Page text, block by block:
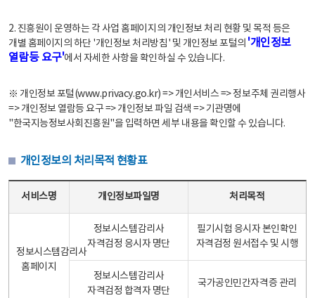
2. 진흥원이 운영하는 각 사업 홈페이지의 개인정보 처리 현황 및 목적 등은
개별 홈페이지의 하단 '개인정보 처리방침' 및 개인정보 포털의 '개인정보
열람등 요구'에서 자세한 사항을 확인하실 수 있습니다.
※ 개인정보 포털(www.privacy.go.kr) => 개인서비스 => 정보주체 권리행사
=> 개인정보 열람등 요구 => 개인정보 파일 검색 => 기관명에
"한국지능정보사회진흥원"을 입력하면 세부 내용을 확인할 수 있습니다.
개인정보의 처리목적 현황표
서비스명 개인정보파일명 처리목적
정보시스템감리사
홈페이지
정보시스템감리사
자격검정 응시자 명단
필기시험 응시자 본인확인
자격검정 원서접수 및 시행
정보시스템감리사
자격검정 합격자 명단
국가공인민간자격증 관리